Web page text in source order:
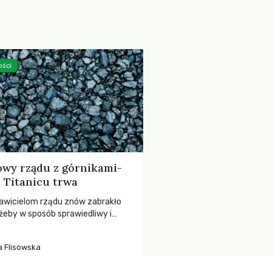
rządu z górnikami-
Titanicu trwa
rządu znów zabrakło
w sposób sprawiedliwy i
transformacji i odejścia od
Flisowska